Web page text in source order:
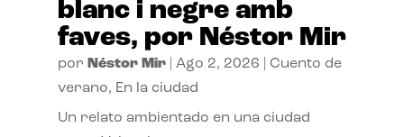
blanc i negre amb
faves, por Néstor Mir
por Néstor Mir| Ago 2, 2026
Cuento de
verano, En la ciudad
Un relato ambientado en una ciudad